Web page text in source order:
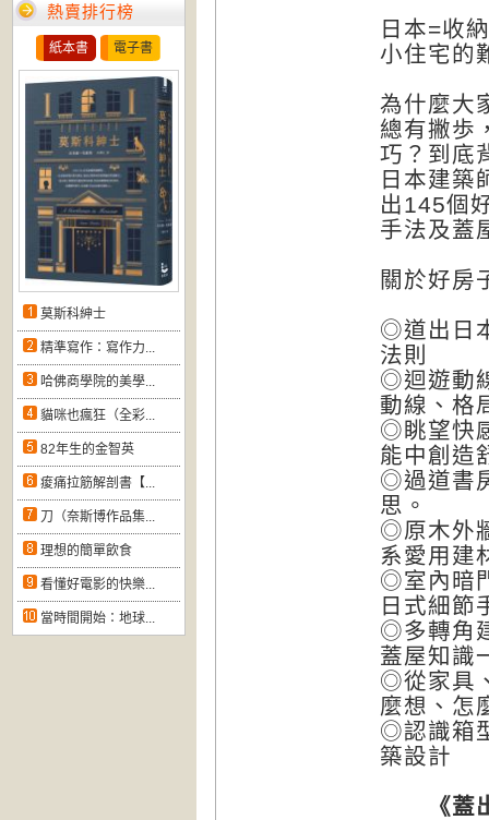
熱賣排行榜
紙本書 電子書
莫斯科紳士
精準寫作：寫作力...
哈佛商學院的美學...
貓咪也瘋狂（全彩...
82年生的金智英
痠痛拉筋解剖書【...
刀（奈斯博作品集...
理想的簡單飲食
看懂好電影的快樂...
當時間開始：地球...
日本=收
小住宅的
為什麼大
總有撇歩
巧？到底
日本建築
出145個
手法及蓋
關於好房
◎道出日
法則
◎迴遊動
動線、格
◎眺望快
能中創造
◎過道書
思。
◎原木外
系愛用建
◎室內暗
日式細節
◎多轉角
蓋屋知識
◎從家具
麼想、怎
◎認識箱
築設計
《蓋出